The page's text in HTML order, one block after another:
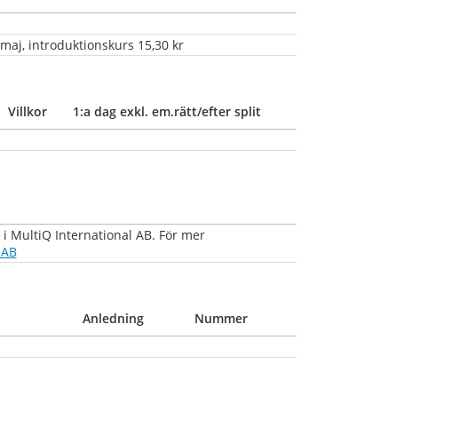
introduktionskurs 15,30 kr
Villkor
1:a dag exkl. em.rätt/efter split
MultiQ International AB. För mer
Anledning
Nummer